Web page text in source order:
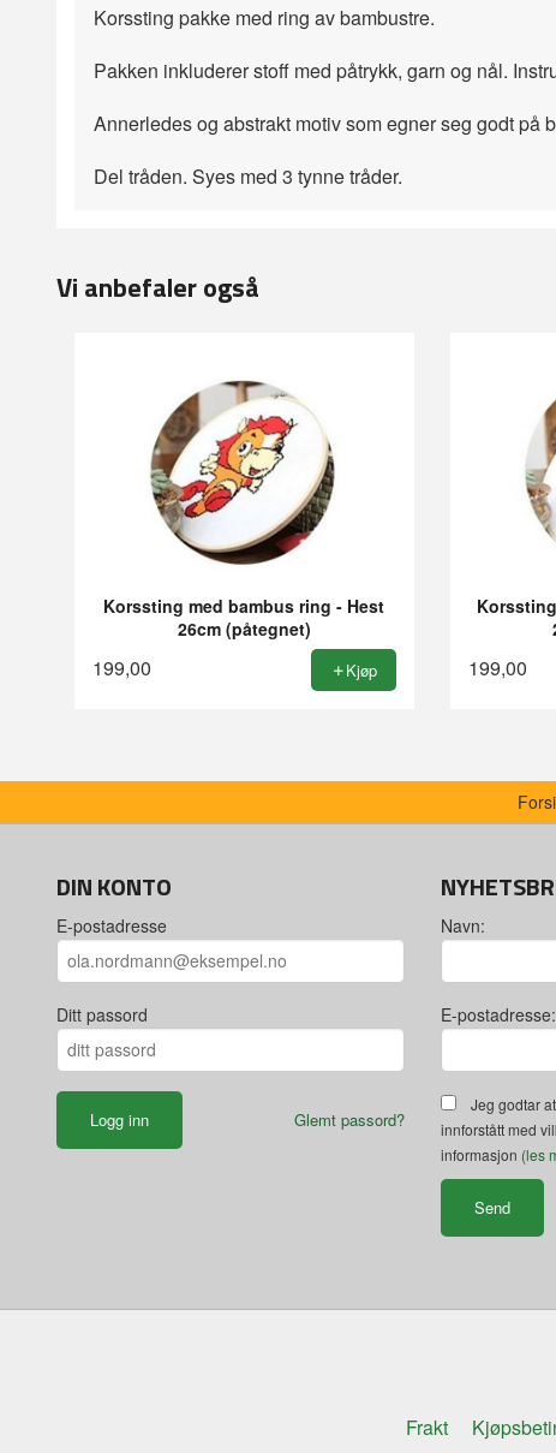
Korssting pakke med ring av bambustre.
Pakken inkluderer stoff med påtrykk, garn og
Annerledes og abstrakt motiv som egner seg godt på
Del tråden. Syes med 3 tynne tråder.
Vi anbefaler også
Korssting med bambus ring - Hest
26cm (påtegnet)
199,00 Kjøp 199,00
DIN KONTO
E-postadresse
Ditt passord
Glemt passord?
Navn:
E-postadresse:
Jeg godtar
innforstått med
informasjon (les
Frakt